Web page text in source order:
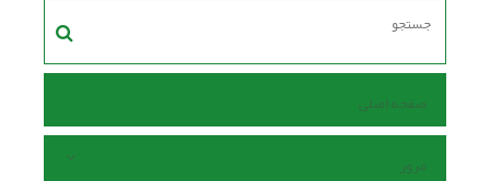
صفحه اصلی
مرور